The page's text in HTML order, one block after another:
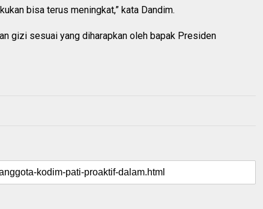
bisa terus meningkat,” kata Dandim.
gizi sesuai yang diharapkan oleh bapak Presiden